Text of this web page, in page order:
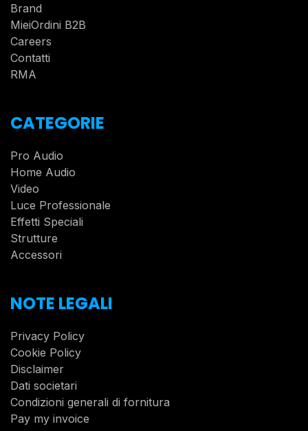
Brand
MieiOrdini B2B
Careers
Contatti
RMA
CATEGORIE
Pro Audio
Home Audio
Video
Luce Professionale
Effetti Speciali
Strutture
Accessori
NOTE LEGALI
Privacy Policy
Cookie Policy
Disclaimer
Dati societari
Condizioni generali di fornitura
Pay my invoice